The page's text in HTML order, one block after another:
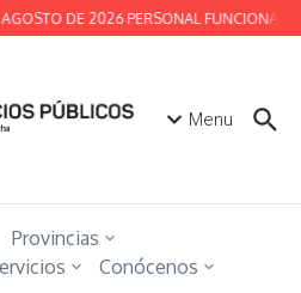
DE 2026 PERSONAL
Menu
Provincias
Conócenos